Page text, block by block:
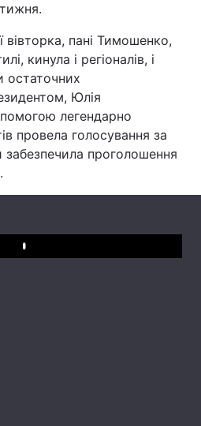
Наука
Лайт
Інциденти
Туризм
вівторка, пані Тимошенко,
кинула і регіоналів, і
Юлія
легендарно
провела голосування за
забезпечила проголошення
Play